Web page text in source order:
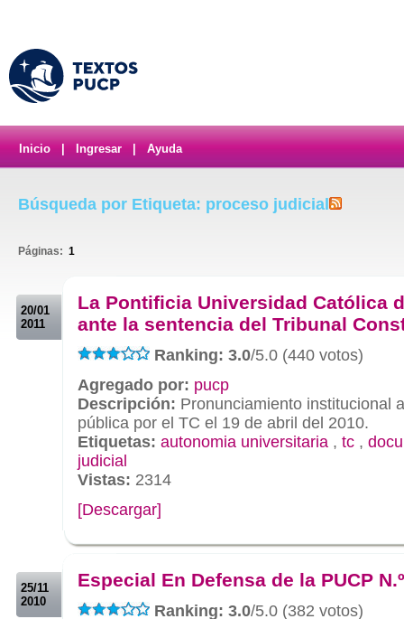
Inicio Ingresar Ayuda
Búsqueda por Etiqueta: proceso judicial
Páginas: 1
20/01
2011
La Pontificia Universidad Católica
ante la sentencia del Tribunal
Ranking: 3.0/5.0 (440 votos)
Agregado por: pucp
Descripción: Pronunciamiento institucional
pública por el TC el 19 de abril del 2010.
Etiquetas: autonomia universitaria , tc ,
judicial
Vistas: 2314
[Descargar]
25/11
2010
Especial En Defensa de la PUCP
Ranking: 3.0/5.0 (382 votos)